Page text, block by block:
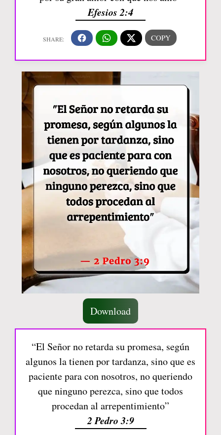
Efesios 2:4
Download
“El Señor no retarda su promesa, según
algunos la tienen por tardanza, sino que es
paciente para con nosotros, no queriendo
que ninguno perezca, sino que todos
procedan al arrepentimiento”
2 Pedro 3:9